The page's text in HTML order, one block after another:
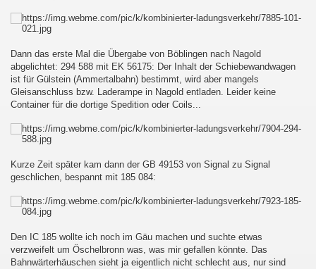
Dann das erste Mal die Übergabe von Böblingen nach Nagold
abgelichtet: 294 588 mit EK 56175: Der Inhalt der Schiebewandwagen
ist für Gülstein (Ammertalbahn) bestimmt, wird aber mangels
Gleisanschluss bzw. Laderampe in Nagold entladen. Leider keine
Container für die dortige Spedition oder Coils...
Kurze Zeit später kam dann der GB 49153 von Signal zu Signal
geschlichen, bespannt mit 185 084:
Den IC 185 wollte ich noch im Gäu machen und suchte etwas
verzweifelt um Öschelbronn was, was mir gefallen könnte. Das
Bahnwärterhäuschen sieht ja eigentlich nicht schlecht aus, nur sind